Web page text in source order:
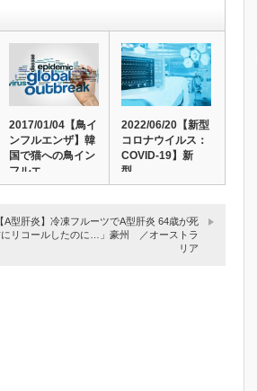
2017/01/04【鳥イ
ンフルエンザ】韓
国で猫への鳥イン
フルエ…
2022/06/20【新型
コロナウイルス：
COVID-19】新
型…
A型肝炎】冷凍フルーツでA型肝炎 64歳が死
にリコールしたのに…」豪州 ／オーストラ
リア